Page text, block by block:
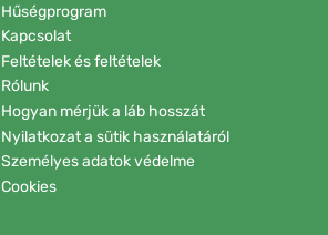
Hűségprogram
Kapcsolat
Feltételek és feltételek
Rólunk
Hogyan mérjük a láb hosszát
Nyilatkozat a sütik használatáról
Személyes adatok védelme
Cookies